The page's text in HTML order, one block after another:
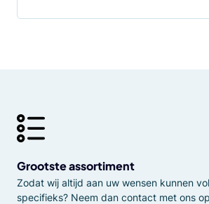
Grootste assortiment
Zodat wij altijd aan uw wensen kunnen
specifieks? Neem dan contact met ons